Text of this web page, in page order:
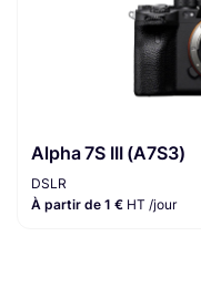
Alpha 7S III (A7S3)
DSLR
À partir de 1 € HT /jour